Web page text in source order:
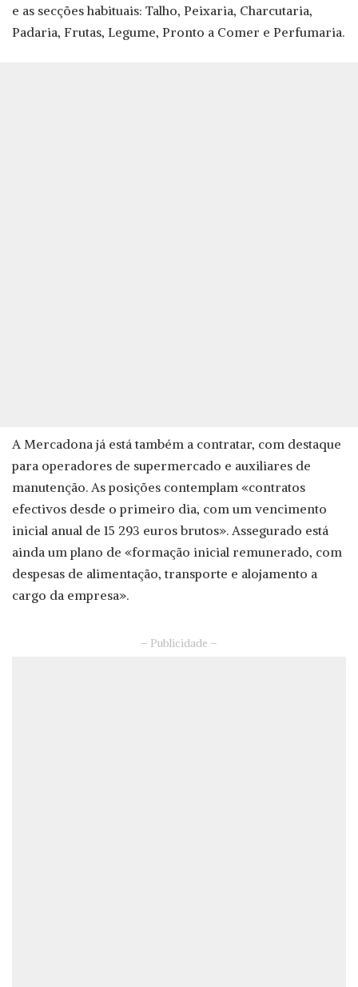
e as secções habituais: Talho, Peixaria, Charcutaria,
Padaria, Frutas, Legume, Pronto a Comer e Perfumaria.
A Mercadona já está também a contratar, com destaque
para operadores de supermercado e auxiliares de
manutenção. As posições contemplam «contratos
efectivos desde o primeiro dia, com um vencimento
inicial anual de 15 293 euros brutos». Assegurado está
ainda um plano de «formação inicial remunerado, com
despesas de alimentação, transporte e alojamento a
cargo da empresa».
– Publicidade –